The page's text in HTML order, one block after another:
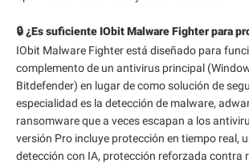
🔒 ¿Es suficiente IObit Malware Fighter para
IObit Malware Fighter está diseñado para
complemento de un antivirus principal
Bitdefender) en lugar de como solución de
especialidad es la detección de malware,
ransomware que a veces escapan a los
versión Pro incluye protección en tiempo real,
detección con IA, protección reforzada contra